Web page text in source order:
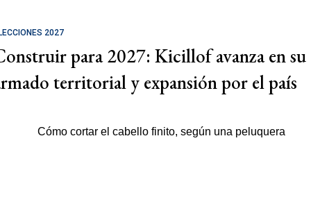
2027
para 2027: Kicillof avanza en su
territorial y expansión por el país